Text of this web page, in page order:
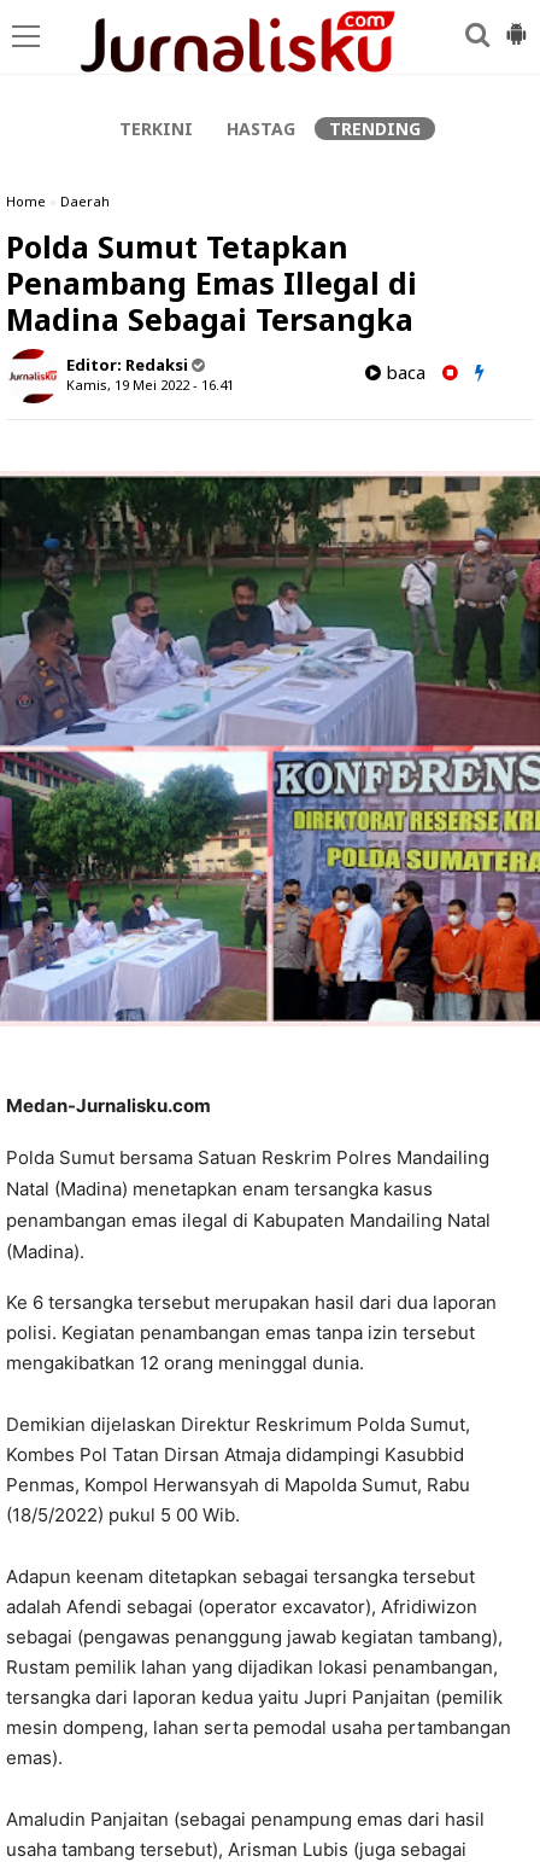
TERKINI HASTAG TRENDING
Home » Daerah
Polda Sumut Tetapkan
Penambang Emas Illegal di
Madina Sebagai Tersangka
Editor: Redaksi
Kamis, 19 Mei 2022 - 16.41
baca
Medan-Jurnalisku.com
Polda Sumut bersama Satuan Reskrim Polres Mandailing
Natal (Madina) menetapkan enam tersangka kasus
penambangan emas ilegal di Kabupaten Mandailing Natal
(Madina).
Ke 6 tersangka tersebut merupakan hasil dari dua laporan
polisi. Kegiatan penambangan emas tanpa izin tersebut
mengakibatkan 12 orang meninggal dunia.
Demikian dijelaskan Direktur Reskrimum Polda Sumut,
Kombes Pol Tatan Dirsan Atmaja didampingi Kasubbid
Penmas, Kompol Herwansyah di Mapolda Sumut, Rabu
(18/5/2022) pukul 5 00 Wib.
Adapun keenam ditetapkan sebagai tersangka tersebut
adalah Afendi sebagai (operator excavator), Afridiwizon
sebagai (pengawas penanggung jawab kegiatan tambang),
Rustam pemilik lahan yang dijadikan lokasi penambangan,
tersangka dari laporan kedua yaitu Jupri Panjaitan (pemilik
mesin dompeng, lahan serta pemodal usaha pertambangan
emas).
Amaludin Panjaitan (sebagai penampung emas dari hasil
usaha tambang tersebut), Arisman Lubis (juga sebagai